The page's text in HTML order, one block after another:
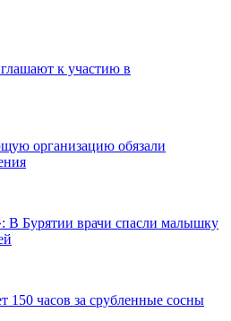
к участию в
организацию обязали
В Бурятии врачи спасли малышку
150 часов за срубленные сосны